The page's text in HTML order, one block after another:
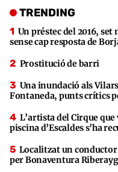
TRENDING
Un préstec del 2016,
sense cap resposta de
Prostitució de barri
Una inundació als
Fontaneda, punts crítics
L’artista del Cirque
piscina d’Escaldes s’ha
Localitzat un
per Bonaventura